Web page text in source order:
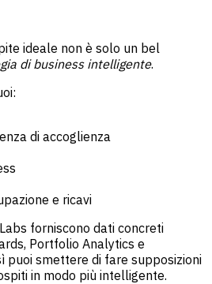
ideale non è solo un bel
di business intelligente.
di accoglienza
e ricavi
forniscono dati concreti
Portfolio Analytics e
puoi smettere di fare supposizioni
in modo più intelligente.